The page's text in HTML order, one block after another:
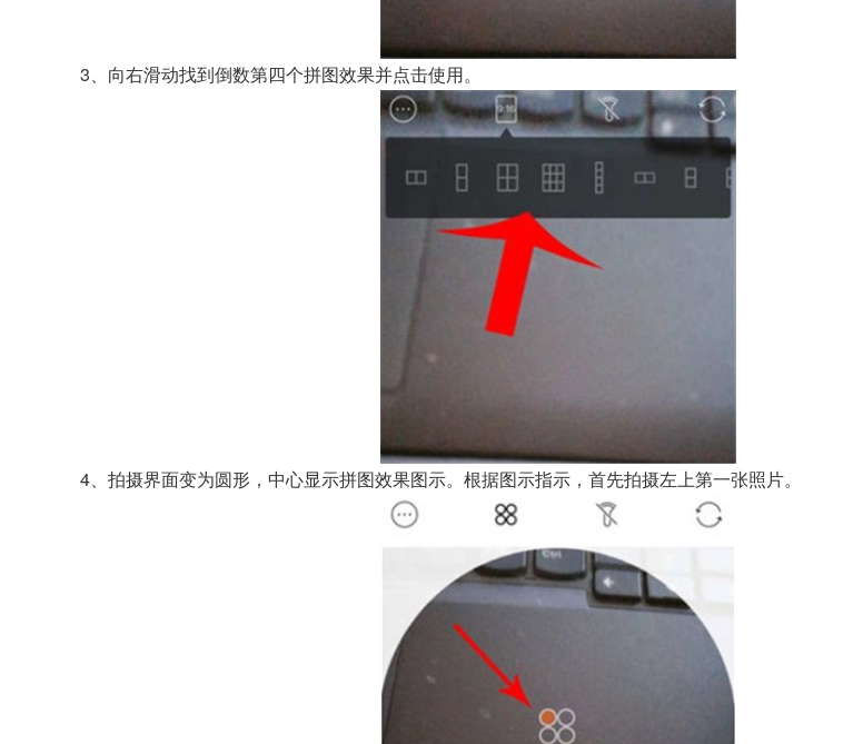
3、向右滑动找到倒数第四个拼图效果并点击使用。
4、拍摄界面变为圆形，中心显示拼图效果图示。根据图示指示，首先拍摄左上第一张照片。